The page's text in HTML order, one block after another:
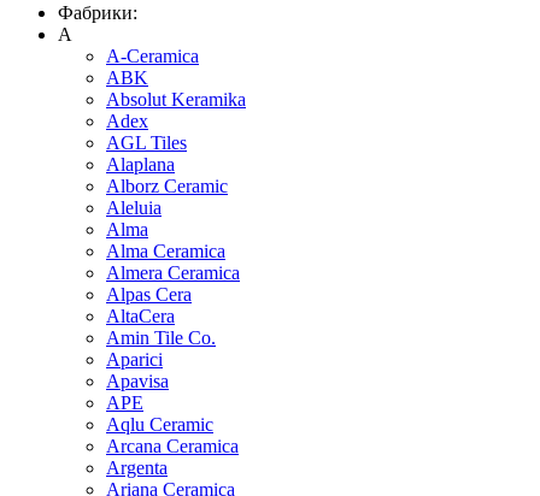
Фабрики:
A
A-Ceramica
ABK
Absolut Keramika
Adex
AGL Tiles
Alaplana
Alborz Ceramic
Aleluia
Alma
Alma Ceramica
Almera Ceramica
Alpas Cera
AltaCera
Amin Tile Co.
Aparici
Apavisa
APE
Aqlu Ceramic
Arcana Ceramica
Argenta
Ariana Ceramica